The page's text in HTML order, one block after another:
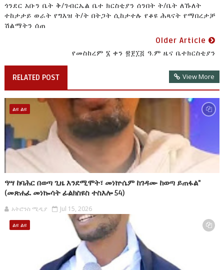
ጎንደር አቡን ቤት ቅ/ገብርኤል ቤተ ክርስቲያን ሰንበት ት/ቤት ለኹለት
ተከታታይ ወራት የግእዝ ት/ት በትጋት ሲከታተሉ የቆዩ ሕጻናት የማበረታቻ
ሽልማትን ሰጠ
Older Article
የመስከረም ፮ ቀን ፳፻፲፭ ዓ.ም ዜና ቤተክርስቲያን
RELATED POST View More
ልዩ ልዩ
ዓሣ ከባሕር በወጣ ጊዜ እንደሚሞት፣ መነኵሴም ከገዳሙ ከወጣ ይጠፋል"
(መጽሐፈ መነኰሳት ፊልክስዩስ ተስእሎ 54)
አትሮንስ ሚዲያ Jul 15, 2026
ልዩ ልዩ